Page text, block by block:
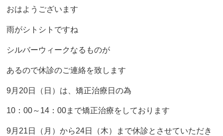
おはようございます
雨がシトシトですね
シルバーウィークなるものが
あるので休診のご連絡を致します
9月20日（日）は、矯正治療日の為
10：00～14：00まで矯正治療をしております
9月21日（月）から24日（木）まで休診とさせていただき